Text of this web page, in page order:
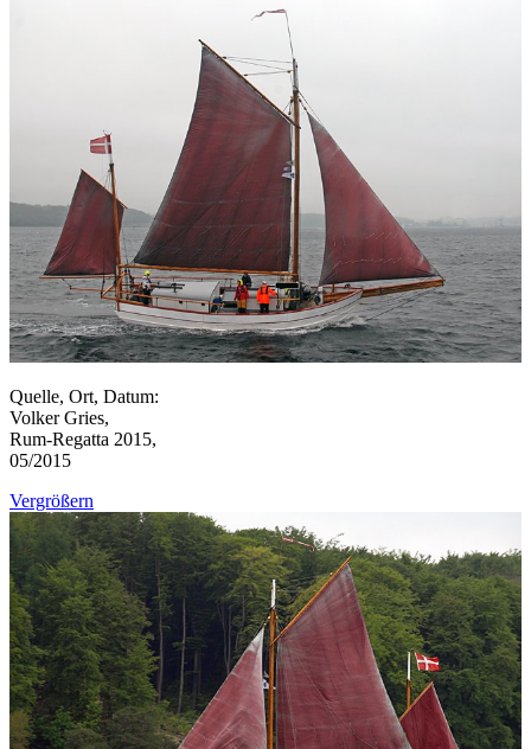
Quelle, Ort, Datum:
Volker Gries,
Rum-Regatta 2015,
05/2015
Vergrößern